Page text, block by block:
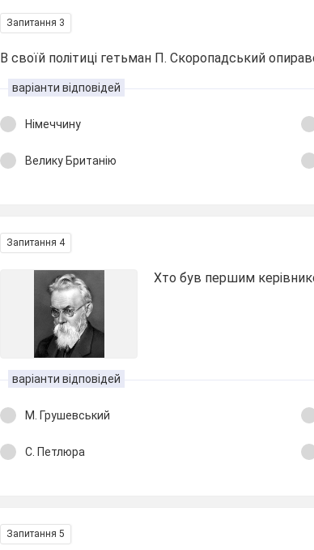
Запитання 3
В своїй політиці гетьман П. Скоропадський
варіанти відповідей
Німеччину
Велику Британію
Запитання 4
Хто був першим
варіанти відповідей
М. Грушевський
С. Петлюра
Запитання 5